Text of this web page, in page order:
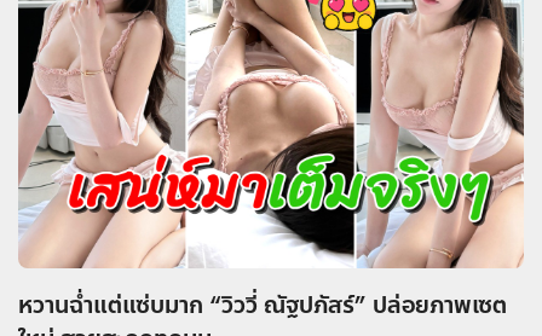
หวานฉ่ำแต่แซ่บมาก “วิววี่ ณัฐปภัสร์” ปล่อยภาพเซต